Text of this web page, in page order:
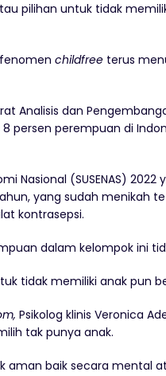
pilihan untuk tidak
childfree terus
Analisis dan
persen perempuan di
Nasional (SUSENAS)
yang sudah menikah
kontrasepsi.
dalam kelompok ini
tidak memiliki anak pun
Psikolog klinis Veronica
tak punya anak.
aman baik secara mental